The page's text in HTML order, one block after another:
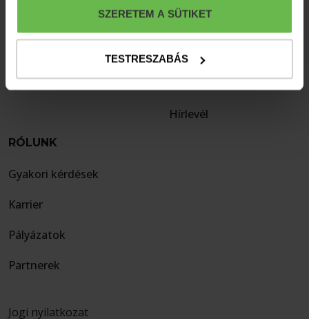
SZERETEM A SÜTIKET
TESTRESZABÁS
Ajánlatok
Sajtó
Blog
S4Y Klub
Hírlevél
RÓLUNK
Gyakori kérdések
Karrier
Pályázatok
Partnerek
Jogi nyilatkozat